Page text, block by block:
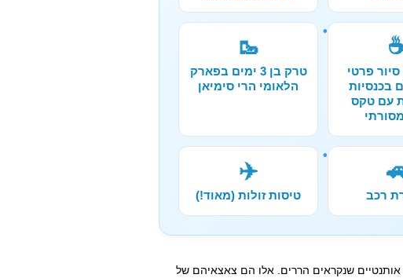
פרטי
בכנסיות
עם טקס
🥾
טרק בן 3 ימים בפארק
הלאומי הרי סימיאן
רכב
✈️
טיסות זולות (מאוד!)
שנקראים הררים. אלו הם צאצאיהם של